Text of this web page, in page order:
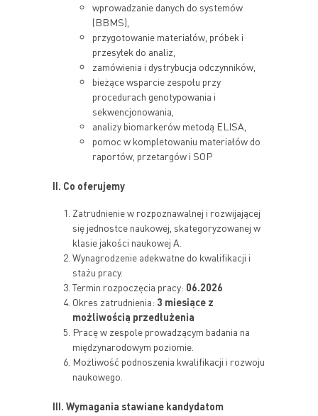
wprowadzanie danych do systemów
(BBMS),
przygotowanie materiałów, próbek i
przesyłek do analiz,
zamówienia i dystrybucja odczynników,
bieżące wsparcie zespołu przy
procedurach genotypowania i
sekwencjonowania,
analizy biomarkerów metodą ELISA,
pomoc w kompletowaniu materiałów do
raportów, przetargów i SOP
II. Co oferujemy
Zatrudnienie w rozpoznawalnej i rozwijającej
się jednostce naukowej, skategoryzowanej w
klasie jakości naukowej A.
Wynagrodzenie adekwatne do kwalifikacji i
stażu pracy.
Termin rozpoczęcia pracy: 06.2026
Okres zatrudnienia: 3 miesiące z
możliwością przedłużenia
Pracę w zespole prowadzącym badania na
międzynarodowym poziomie.
Możliwość podnoszenia kwalifikacji i rozwoju
naukowego.
III. Wymagania stawiane kandydatom